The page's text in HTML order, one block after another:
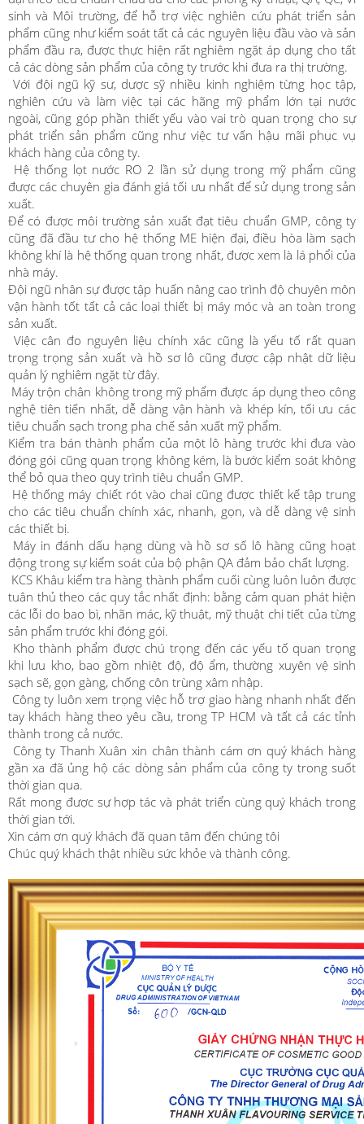
sinh và Môi trường, để hỗ trợ việc nghiên cứu phát triển sản
phẩm cũng như kiểm soát tất cả các nguyên liệu đầu vào và sản
phẩm đầu ra, được thực hiện rất nghiêm ngặt áp dụng cho tất
cả các dòng sản phẩm của công ty trước khi đưa ra thị trường.
Với đội ngũ kỹ sư, dược sỹ nhiều kinh nghiệm từng học tập,
nghiên cứu và làm việc tại các hãng mỹ phẩm lớn tại nước
ngoài, cũng góp phần thiết yếu vào vai trò quan trọng cho sự
phát triển sản phẩm cũng như việc tư vấn hậu mãi phục vụ
khách hàng của công ty.
Hệ thống lọt nước RO 2 lần sử dụng trong mỹ phẩm cũng
được các chuyên gia đánh giá tối ưu nhất để sử dụng trong sản
xuất.
Để có được môi trường sản xuất đạt tiêu chuẩn GMP, công ty
cũng đã đầu tư cho hệ thống ME hiện đại, điều hòa làm sạch
không khí là hệ thống quan trọng nhất, được xem là lá phổi của
nhà máy.
Đội ngũ nhân sự được tập huấn nâng cao trình độ chuyên môn
vận hành tốt tất cả các loại thiết bị máy móc và an toàn trong
sản xuất.
Việc cân đo nguyên liệu chính xác cũng là yếu tố rất quan
trọng trọng sản xuất và hồ sơ lô cũng được cập nhật dữ liệu
quản lý nghiêm ngặt từ đây.
Máy trộn chân không trong mỹ phẩm được áp dụng theo công
nghệ tiên tiến nhất, dễ dàng vận hành và khép kín, tối ưu các
tiêu chuẩn sạch trong pha chế sản xuất mỹ phẩm.
Kiểm tra bán thành phẩm của một lô hàng trước khi đưa vào
đóng gói cũng quan trọng không kém, là bước kiểm soát không
thể bỏ qua theo quy trình tiêu chuẩn GMP.
Hệ thống máy chiết rót vào chai cũng được thiết kế tập trung
cho các tiêu chuẩn chính xác, nhanh, gọn, và dễ dàng vệ sinh
các thiết bị.
Máy in đánh dấu hạng dùng và hồ sơ số lô hàng cũng hoạt
động trong sự kiểm soát của bộ phận QA đảm bảo chất lượng.
KCS Khâu kiểm tra hàng thành phẩm cuối cùng luôn luôn được
tuân thủ theo các quy tắc nhất định: bằng cảm quan phát hiện
các lỗi do bao bì, nhãn mác, kỹ thuật, mỹ thuật chi tiết của từng
sản phẩm trước khi đóng gói.
Kho thành phẩm được chú trọng đến các yếu tố quan trọng
khi lưu kho, bao gồm nhiệt độ, độ ẩm, thường xuyên vệ sinh
sạch sẽ, gọn gàng, chống côn trùng xâm nhập.
Công ty luôn xem trọng việc hỗ trợ giao hàng nhanh nhất đến
tay khách hàng theo yêu cầu, trong TP HCM và tất cả các tỉnh
thành trong cả nước.
Công ty Thanh Xuân xin chân thành cám ơn quý khách hàng
gần xa đã ủng hộ các dòng sản phẩm của công ty trong suốt
thời gian qua.
Rất mong được sự hợp tác và phát triển cùng quý khách trong
thời gian tới.
Xin cám ơn quý khách đã quan tâm đến chúng tôi
Chúc quý khách thật nhiều sức khỏe và thành công.